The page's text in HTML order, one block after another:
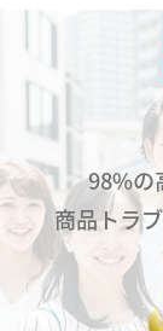
98%の
商品トラ